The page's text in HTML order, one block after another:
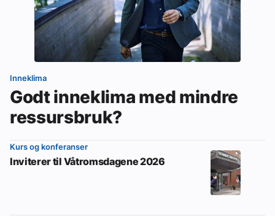
Inneklima
Godt inneklima med mindre
ressursbruk?
Kurs og konferanser
Inviterer til Våtromsdagene 2026